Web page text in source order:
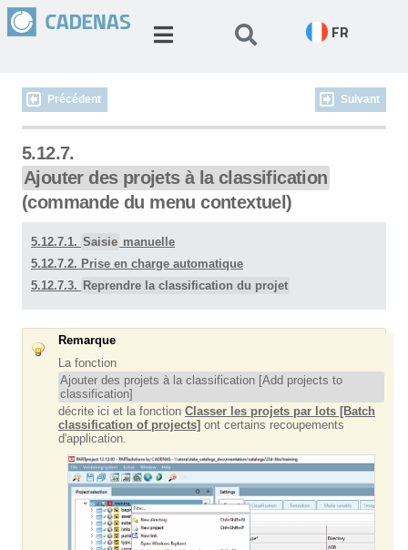
FR
Précédent Suivant
5.12.7.
Ajouter des projets à la classification
(commande du menu contextuel)
5.12.7.1. Saisie manuelle
5.12.7.2. Prise en charge automatique
5.12.7.3. Reprendre la classification du projet
Remarque
La fonction
Ajouter des projets à la classification [Add projects to
classification]
décrite ici et la fonction Classer les projets par lots [Batch
classification of projects] ont certains recoupements
d'application.